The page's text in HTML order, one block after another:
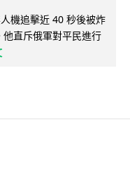
機追擊近 40 秒後被炸
直斥俄軍對平民進行